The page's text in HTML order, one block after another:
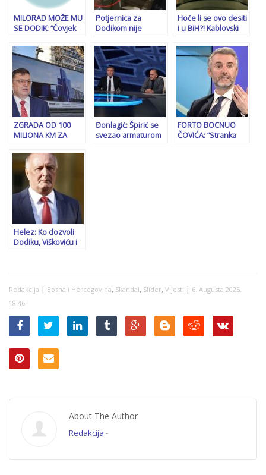
stoji…”
MILORAD MOŽE MU
SE DODIK: “Čovjek
završava RS, a gdje
počinje njegova
dnevna projekcija
sile”
Potjernica za
Dodikom nije
MUP-a ZDK da
proslavi Dan policije
RS-a
Hoće li se ovo desiti
i u BiH?! Kablovski
milione KM filmskim
autorima i
produkcijama: Pala
važna presuda u
ZGRADA OD 100
MILIONA KM ZA
Zoran Tegeltija se
poziva na
vještačenje
sumnjive Zenit
agencije?
Đonlagić: Špirić se
svezao armaturom
FORTO BOCNUO
ČOVIĆA: “Stranka
Helez: Ko dozvoli
Dodiku, Viškoviću i
kasarnu Kozara
odgovornosti
Redakcija | Bosna i Hercegovina, Skandal, Slider, Vijesti | 6. Augusta 2025.
18:46
About The Author
Redakcija -